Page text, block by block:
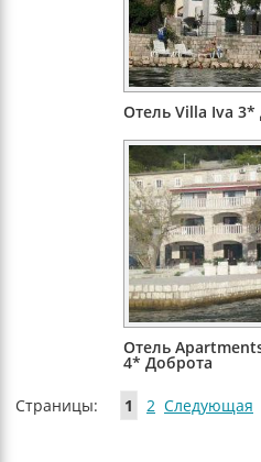
Отель Villa Iva 3*
Отель
4* Доброта
Страницы: 1 2 Следующая